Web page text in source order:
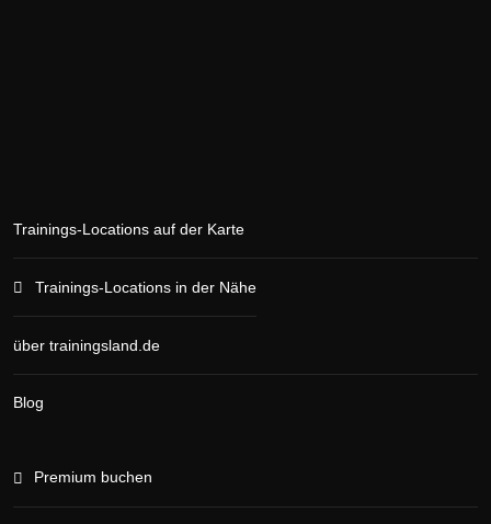
Trainings-Locations auf der Karte
Trainings-Locations in der Nähe
über trainingsland.de
Blog
Premium buchen